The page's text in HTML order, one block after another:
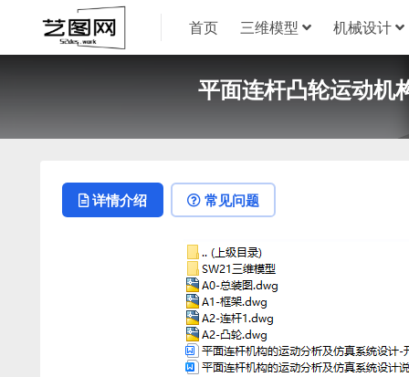
首页 三维模型 机械设计
平面连杆凸轮运动机
详情介绍 常见问题